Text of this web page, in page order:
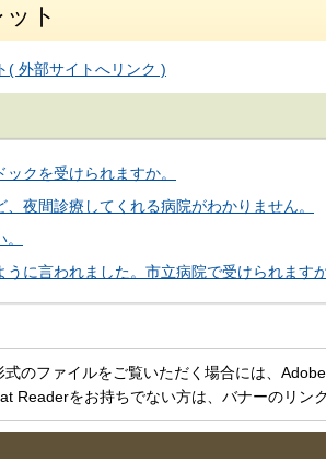
ト
( 外部サイトへリンク )
クを受けられますか。
夜間診療してくれる病院がわかりません。
に言われました。市立病院で受けられますか
式のファイルをご覧いただく場合には、
Readerをお持ちでない方は、バナーのリン